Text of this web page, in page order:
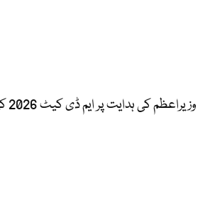
وزیراعظم کی ہدایت پر ایم ڈی کیٹ 2026 کی تاریخ تبدیل